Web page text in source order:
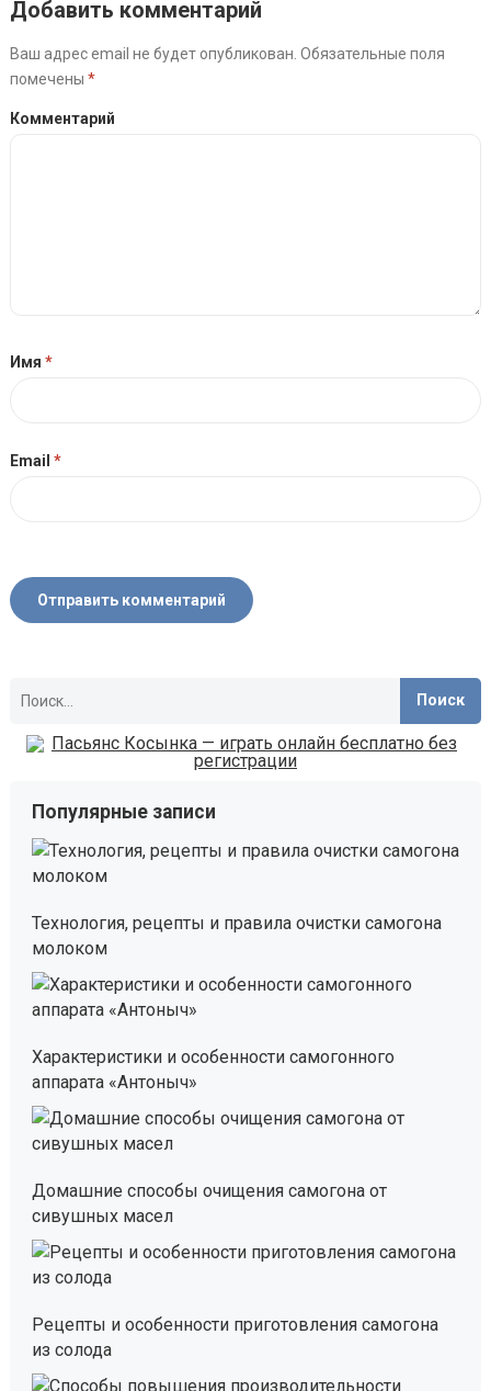
Добавить комментарий
Ваш адрес email не будет опубликован. Обязательные поля
помечены *
Комментарий
Имя *
Email *
Популярные записи
Технология, рецепты и правила очистки самогона
молоком
Характеристики и особенности самогонного
аппарата «Антоныч»
Домашние способы очищения самогона от
сивушных масел
Рецепты и особенности приготовления самогона
из солода